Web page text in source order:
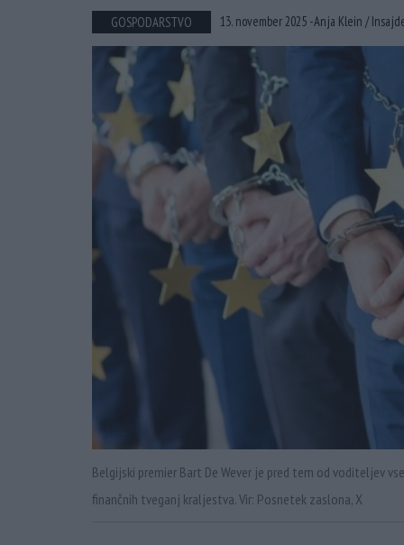
GOSPODARSTVO 13. november 2025 -Anja Klein /
Belgijski premier Bart De Wever je pred tem od voditeljev
finančnih tveganj kraljestva. Vir: Posnetek zaslona, X